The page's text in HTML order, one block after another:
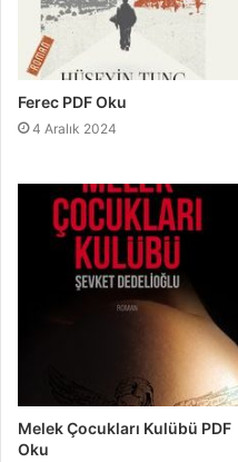
Ferec PDF Oku
4 Aralık 2024
Melek Çocukları Kulübü PDF
Oku